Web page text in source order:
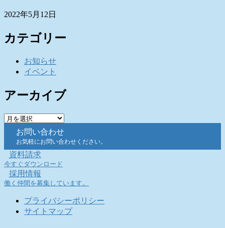
2022年5月12日
カテゴリー
お知らせ
イベント
アーカイブ
ア
イ
ブ
お問い合わせ
お気軽にお問い合わせください。
資料請求
今すぐダウンロード
採用情報
働く仲間を募集しています。
プライバシーポリシー
サイトマップ